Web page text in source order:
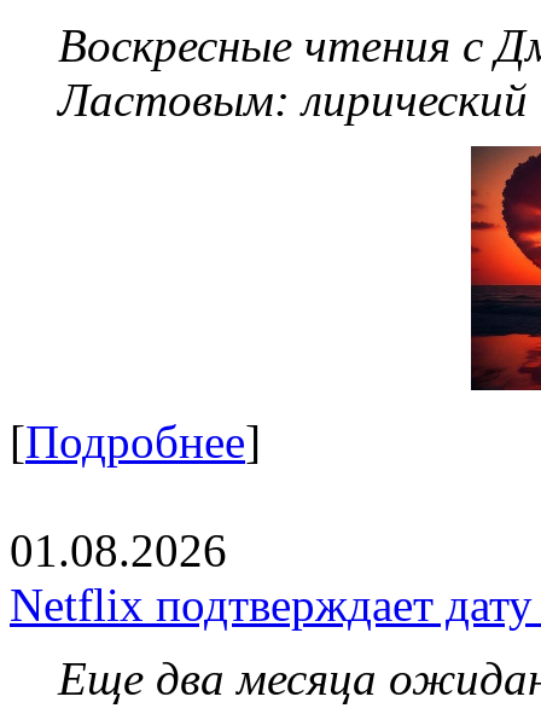
Воскресные чтения с
Ластовым:
[Подробнее]
01.08.2026
Netflix подтверждает
Еще два месяца